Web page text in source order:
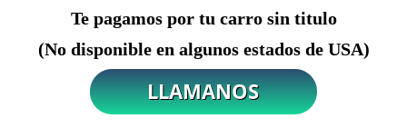
Te pagamos por tu carro sin titulo
(No disponible en algunos estados de USA)